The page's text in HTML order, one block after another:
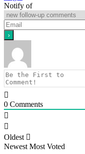
Notify of
0 Comments
Oldest
Newest Most Voted